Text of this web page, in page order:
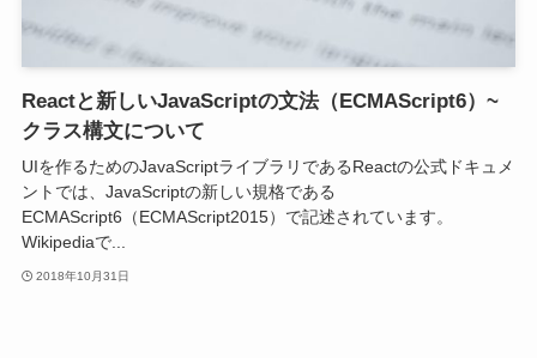
Reactと新しいJavaScriptの文法（ECMAScript6）~
クラス構文について
UIを作るためのJavaScriptライブラリであるReactの公式ドキュメ
ントでは、JavaScriptの新しい規格である
ECMAScript6（ECMAScript2015）で記述されています。
Wikipediaで...
2018年10月31日